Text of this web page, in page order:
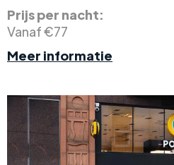
Prijs per nacht:
Vanaf €77
Meer informatie